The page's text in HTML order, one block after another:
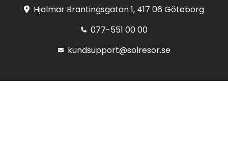
Hjalmar Brantingsgatan 1, 417 06 Göteborg
077-551 00 00
kundsupport@solresor.se